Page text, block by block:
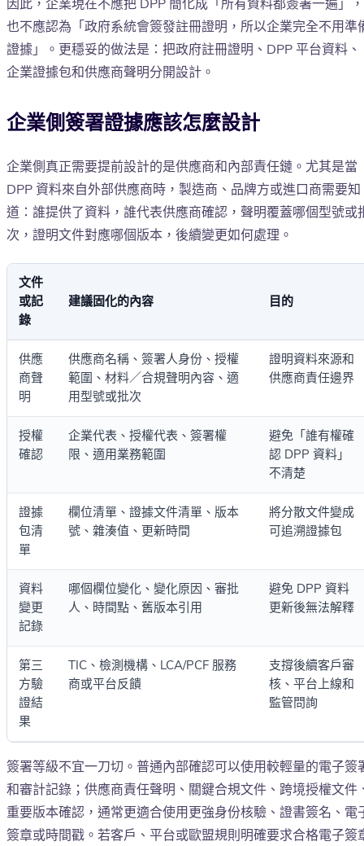
因此，企業現在不應把 DPP 簡化成「所有資料都簽署一遍」，
也不應認為「政府系統會簽發註冊證明，所以企業完全不用準
證據」。更穩妥的做法是：把政府註冊證明、DPP 平台資料、
企業證據包和供應商聲明分開設計。
企業側簽署證據應該怎麼設計
企業側真正需要提前設計的是供應商和內部責任鏈。尤其是當
DPP 資料來自外部供應商時，製造商、品牌方或進口商需要知
道：誰提供了資料，誰代表供應商確認，聲明覆蓋哪個型號或
次，證明文件對應哪個版本，後續變更如何處理。
文件
或記
錄
建議固化的內容 目的
供應
商聲
明
供應商名稱、簽署人身份、授權
範圍、材料／合規聲明內容、適
用型號或批次
證明資料來源和
供應商責任邊界
授權
確認
企業代表、授權代表、簽署權
限、適用業務範圍
避免「誰有權確
認 DPP 資料」
不清楚
證據
包清
單
欄位清單、證據文件清單、版本
號、雜湊值、更新時間
將分散文件變成
可追溯證據包
資料
變更
記錄
哪個欄位變化、變化原因、審批
人、時間點、舊版本引用
避免 DPP 資料
更新後無法解釋
第三
方驗
證結
果
TIC、檢測機構、LCA/PCF 服務
商或平台反饋
支撐後續客戶審
核、平台上線和
監管問詢
簽署等級不宜一刀切。普通內部確認可以使用較輕量的電子簽
和審計記錄；供應商責任聲明、關鍵合規文件、跨境授權文件
重要版本確認，通常更適合使用更強身份核驗、證書簽名、電
簽章或時間戳。若客戶、平台或歐盟規則明確要求合格電子簽